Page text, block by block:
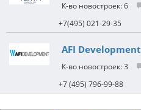
6
+7(495) 021-29-35
AFI Development
3
+7 (495) 796-99-88